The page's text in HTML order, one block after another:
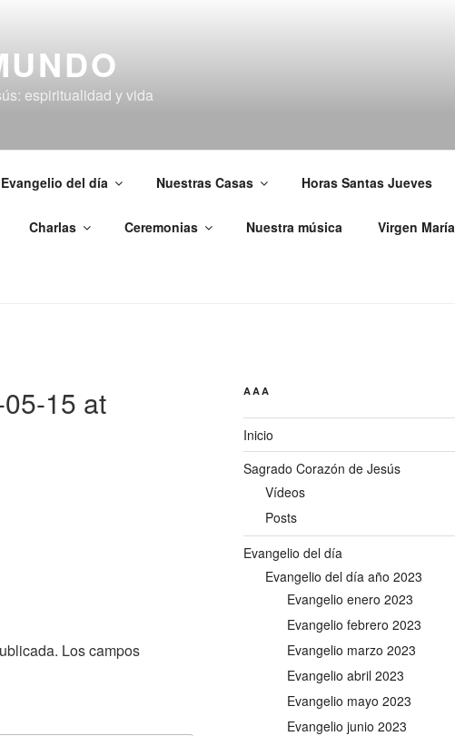
espiritualidad y vida
Evangelio del día Nuestras Casas Horas Santas Jueves
Charlas Ceremonias Nuestra música Virgen María
15 at
Los campos
AAA
Inicio
Sagrado Corazón de Jesús
Vídeos
Posts
Evangelio del día
Evangelio del día año 2023
Evangelio enero 2023
Evangelio febrero 2023
Evangelio marzo 2023
Evangelio abril 2023
Evangelio mayo 2023
Evangelio junio 2023